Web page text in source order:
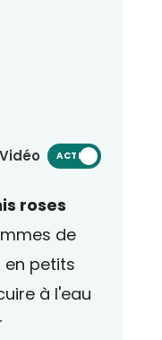
Vidéo ACTIVÉ
roses
de
en petits
à l'eau